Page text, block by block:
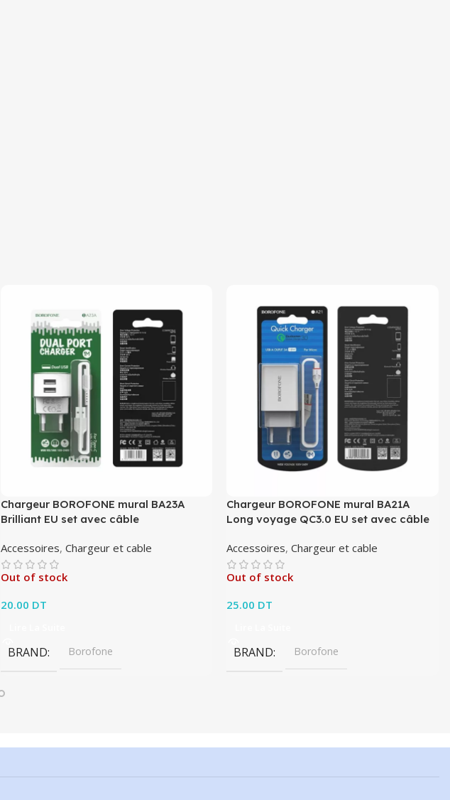
Chargeur BOROFONE mural BA23A
Brilliant EU set avec câble
Accessoires,Chargeur et cable
Out of stock
20.00 DT
BRAND Borofone
Chargeur BOROFONE mural BA21A
Long voyage QC3.0 EU set avec câble
Accessoires,Chargeur et cable
Out of stock
25.00 DT
BRAND Borofone